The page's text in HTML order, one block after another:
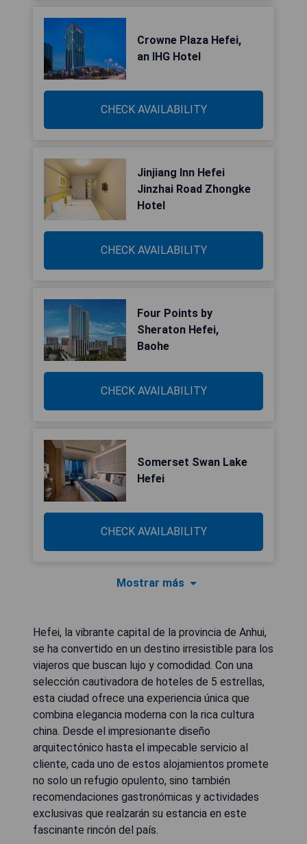
Crowne Plaza Hefei,
an IHG Hotel
CHECK AVAILABILITY
Jinjiang Inn Hefei
Jinzhai Road Zhongke
Hotel
CHECK AVAILABILITY
Four Points by
Sheraton Hefei,
Baohe
CHECK AVAILABILITY
Somerset Swan Lake
Hefei
CHECK AVAILABILITY
Mostrar más
Hefei, la vibrante capital de la provincia de Anhui,
se ha convertido en un destino irresistible para los
viajeros que buscan lujo y comodidad. Con una
selección cautivadora de hoteles de 5 estrellas,
esta ciudad ofrece una experiencia única que
combina elegancia moderna con la rica cultura
china. Desde el impresionante diseño
arquitectónico hasta el impecable servicio al
cliente, cada uno de estos alojamientos promete
no solo un refugio opulento, sino también
recomendaciones gastronómicas y actividades
exclusivas que realzarán su estancia en este
fascinante rincón del país.